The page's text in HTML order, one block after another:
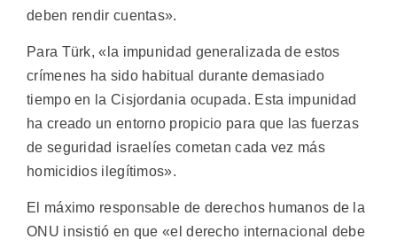
deben rendir cuentas».
Para Türk, «la impunidad generalizada de estos
crímenes ha sido habitual durante demasiado
tiempo en la Cisjordania ocupada. Esta impunidad
ha creado un entorno propicio para que las fuerzas
de seguridad israelíes cometan cada vez más
homicidios ilegítimos».
El máximo responsable de derechos humanos de la
ONU insistió en que «el derecho internacional debe